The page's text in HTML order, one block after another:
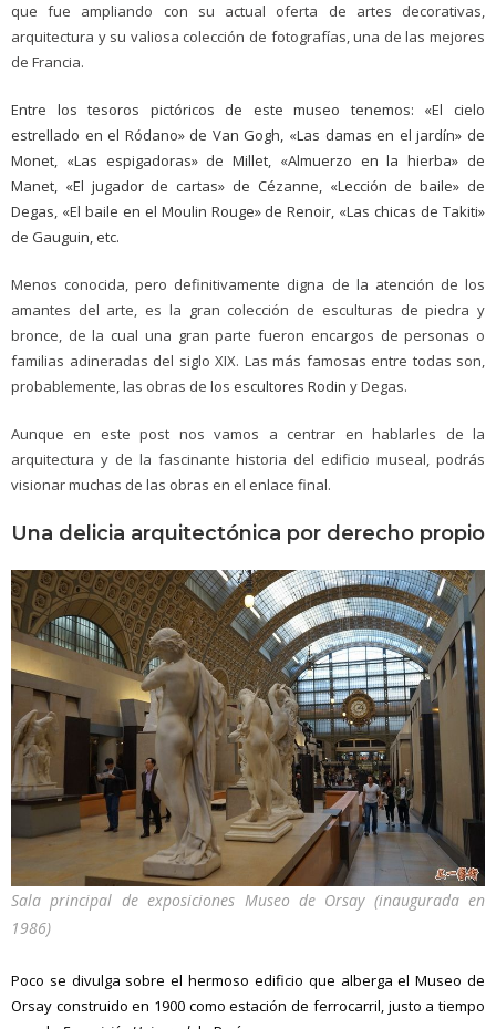
que fue ampliando con su actual oferta de artes decorativas,
arquitectura y su valiosa colección de fotografías, una de las mejores
de Francia.
Entre los tesoros pictóricos de este museo tenemos: «El cielo
estrellado en el Ródano» de Van Gogh, «Las damas en el jardín» de
Monet, «Las espigadoras» de Millet, «Almuerzo en la hierba» de
Manet, «El jugador de cartas» de Cézanne, «Lección de baile» de
Degas, «El baile en el Moulin Rouge» de Renoir, «Las chicas de Takiti»
de Gauguin, etc.
Menos conocida, pero definitivamente digna de la atención de los
amantes del arte, es la gran colección de esculturas de piedra y
bronce, de la cual una gran parte fueron encargos de personas o
familias adineradas del siglo XIX. Las más famosas entre todas son,
probablemente, las obras de los escultores Rodin y Degas.
Aunque en este post nos vamos a centrar en hablarles de la
arquitectura y de la fascinante historia del edificio museal, podrás
visionar muchas de las obras en el enlace final.
Una delicia arquitectónica por derecho propio
Sala principal de exposiciones Museo de Orsay (inaugurada en
1986)
Poco se divulga sobre el hermoso edificio que alberga el Museo de
Orsay construido en 1900 como estación de ferrocarril, justo a tiempo